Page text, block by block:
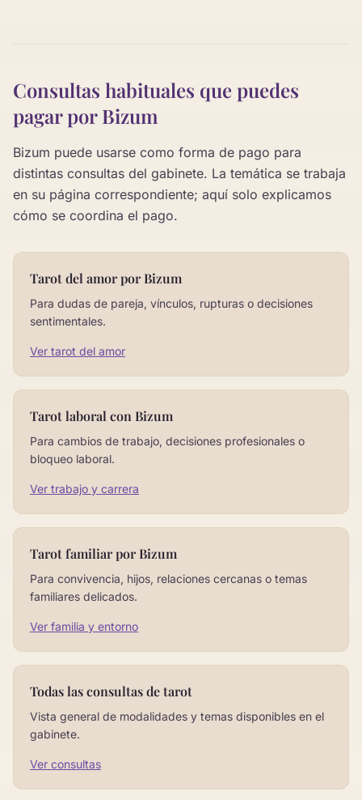
Consultas habituales que puedes
pagar por Bizum
Bizum puede usarse como forma de pago para
distintas consultas del gabinete. La temática se trabaja
en su página correspondiente; aquí solo explicamos
cómo se coordina el pago.
Tarot del amor por Bizum
Para dudas de pareja, vínculos, rupturas o decisiones
sentimentales.
Ver tarot del amor
Tarot laboral con Bizum
Para cambios de trabajo, decisiones profesionales o
bloqueo laboral.
Ver trabajo y carrera
Tarot familiar por Bizum
Para convivencia, hijos, relaciones cercanas o temas
familiares delicados.
Ver familia y entorno
Todas las consultas de tarot
Vista general de modalidades y temas disponibles en el
gabinete.
Ver consultas